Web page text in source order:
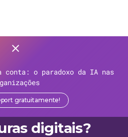
conta: o paradoxo da IA nas
gratuitamente!
e governança
e como
nas
digitais?